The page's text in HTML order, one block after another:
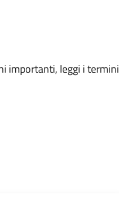
importanti, leggi i termini